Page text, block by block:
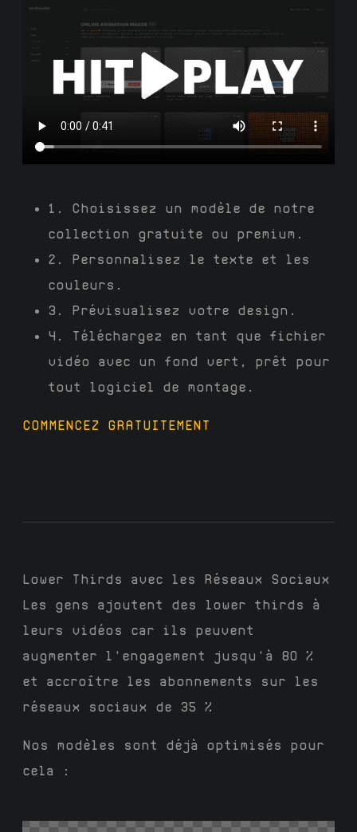
1. Choisissez un modèle de notre
collection gratuite ou premium.
2. Personnalisez le texte et les
couleurs.
3. Prévisualisez votre design.
4. Téléchargez en tant que fichier
vidéo avec un fond vert, prêt pour
tout logiciel de montage.
COMMENCEZ GRATUITEMENT
Lower Thirds avec les Réseaux Sociaux
Les gens ajoutent des lower thirds à
leurs vidéos car ils peuvent
augmenter l'engagement jusqu'à 80 %
et accroître les abonnements sur les
réseaux sociaux de 35 %
Nos modèles sont déjà optimisés pour
cela :